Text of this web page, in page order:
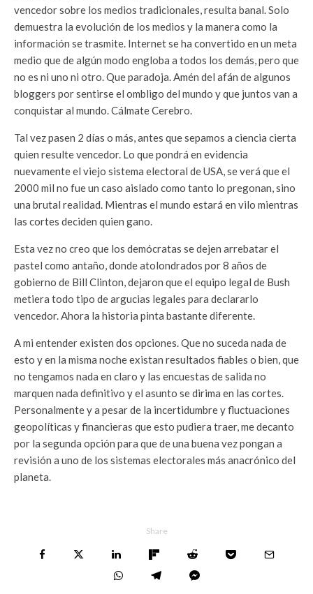
vencedor sobre los medios tradicionales, resulta banal. Solo
demuestra la evolución de los medios y la manera como la
información se trasmite. Internet se ha convertido en un meta
medio que de algún modo engloba a todos los demás, pero que
no es ni uno ni otro. Que paradoja. Amén del afán de algunos
bloggers por sentirse el ombligo del mundo y que juntos van a
conquistar al mundo. Cálmate Cerebro.
Tal vez pasen 2 días o más, antes que sepamos a ciencia cierta
quien resulte vencedor. Lo que pondrá en evidencia
nuevamente el viejo sistema electoral de USA, se verá que el
2000 mil no fue un caso aislado como tanto lo pregonan, sino
una brutal realidad. Mientras el mundo estará en vilo mientras
las cortes deciden quien gano.
Esta vez no creo que los demócratas se dejen arrebatar el
pastel como antaño, donde atolondrados por 8 años de
gobierno de Bill Clinton, dejaron que el equipo legal de Bush
metiera todo tipo de argucias legales para declararlo
vencedor. Ahora la historia pinta bastante diferente.
A mi entender existen dos opciones. Que no suceda nada de
esto y en la misma noche existan resultados fiables o bien, que
no tengamos nada en claro y las encuestas de salida no
marquen nada definitivo y el asunto se dirima en las cortes.
Personalmente y a pesar de la incertidumbre y fluctuaciones
geopolíticas y financieras que esto pudiera traer, me decanto
por la segunda opción para que de una buena vez pongan a
revisión a uno de los sistemas electorales más anacrónico del
planeta.
Share